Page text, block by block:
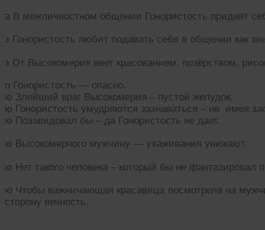
а В межличностном общении Гонористость придаёт
з Гонористость любит подавать себя в общении как
з От Высокомерия веет красованием, позёрством,
п Гонористость — опасно.
ю Злейший враг Высокомерия – пустой желудок.
ю Гонористость умудряются зазнаваться – не имея
ю Позавидовал бы – да Гонористость не дает.
ю Высокомерного мужчину — ухаживания унижают.
ю Нет такого человека – который бы не фантазировал
ю Чтобы важничающая красавица посмотрела на
сторону вечность.